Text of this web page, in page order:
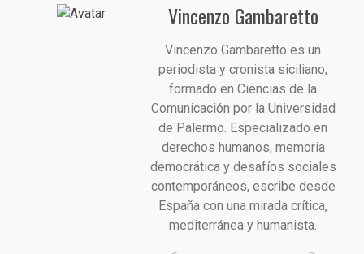
Vincenzo Gambaretto
Vincenzo Gambaretto es un
periodista y cronista siciliano,
formado en Ciencias de la
Comunicación por la Universidad
de Palermo. Especializado en
derechos humanos, memoria
democrática y desafíos sociales
contemporáneos, escribe desde
España con una mirada crítica,
mediterránea y humanista.